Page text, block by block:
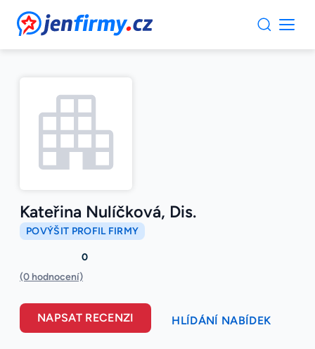
JenFirmy.cz
Kateřina Nulíčková, Dis.
POVÝŠIT PROFIL FIRMY
0
(0 hodnocení)
NAPSAT RECENZI HLÍDÁNÍ NABÍDEK